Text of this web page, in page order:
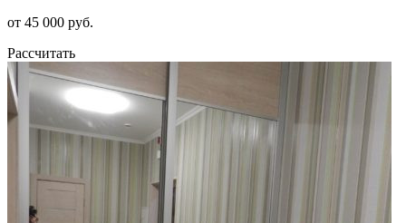
от 45 000 руб.
Рассчитать